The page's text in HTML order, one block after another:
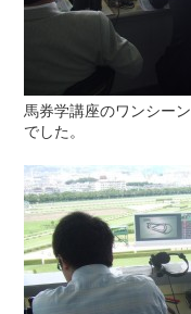
馬券学講座のワンシー
でした。